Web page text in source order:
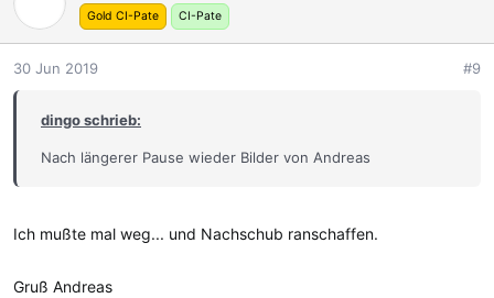
n
Gold CI-Pate CI-Pate
30 Jun 2019 #9
dingo schrieb:
Nach längerer Pause wieder Bilder von Andreas
Ich mußte mal weg... und Nachschub ranschaffen.
Gruß Andreas